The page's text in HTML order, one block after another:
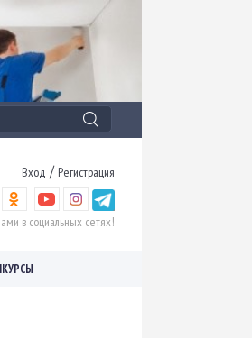
Вход / Регистрация
в социальных сетях!